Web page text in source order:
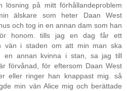
lösning på mitt förhållandeproblem
älskare som heter Daan West
och tog in en annan dam som han
honom. tills jag en dag får ett
vän i staden om att min man ska
en annan kvinna i stan, sa jag till
förvånad, för eftersom Daan West
eller ringer han knappast mig. så
min vän Alice mig och berättade